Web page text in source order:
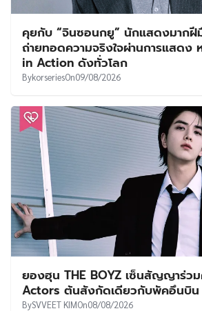
คุยกับ “จินซอนกยู” นักแสดงมากฝี
ถ่ายทอดความจริงใจผ่านการแสดง
in Action ดังทั่วโลก
BykorseriesOn09/08/2026
ยองฮุน THE BOYZ เซ็นสัญญาร่ว
Actors ต้นสังกัดเดียวกับพัคอึนบิ
BySVVEET KIMOn08/08/2026